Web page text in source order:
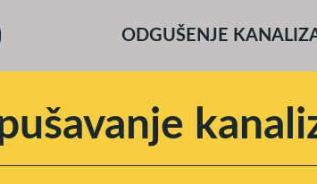
ODGUŠENJE